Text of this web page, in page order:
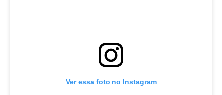
Ver essa foto no Instagram